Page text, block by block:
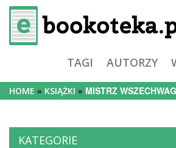
TAGI AUTORZY
HOME KSIĄŻKI MISTRZ WSZECHWAG
KATEGORIE